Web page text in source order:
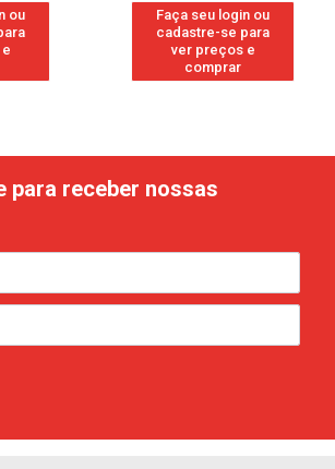
ou
Faça seu login ou
cadastre-se para
ver preços e
comprar
para receber nossas